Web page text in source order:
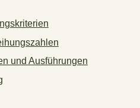
und Ausführungen